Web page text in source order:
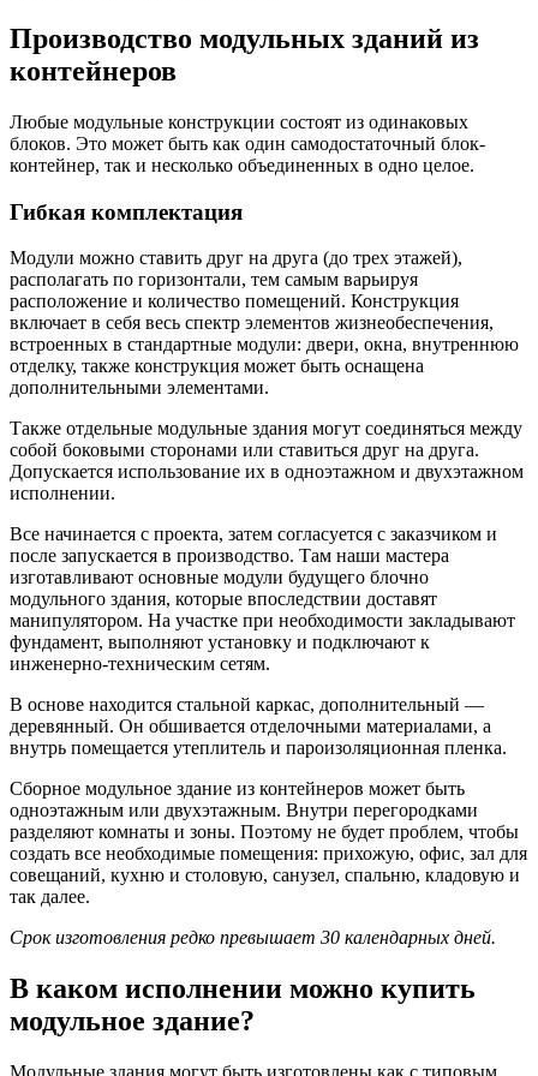
Производство модульных зданий из
контейнеров
Любые модульные конструкции состоят из одинаковых
блоков. Это может быть как один самодостаточный блок-
контейнер, так и несколько объединенных в одно целое.
Гибкая комплектация
Модули можно ставить друг на друга (до трех этажей),
располагать по горизонтали, тем самым варьируя
расположение и количество помещений. Конструкция
включает в себя весь спектр элементов жизнеобеспечения,
встроенных в стандартные модули: двери, окна, внутреннюю
отделку, также конструкция может быть оснащена
дополнительными элементами.
Также отдельные модульные здания могут соединяться между
собой боковыми сторонами или ставиться друг на друга.
Допускается использование их в одноэтажном и двухэтажном
исполнении.
Все начинается с проекта, затем согласуется с заказчиком и
после запускается в производство. Там наши мастера
изготавливают основные модули будущего блочно
модульного здания, которые впоследствии доставят
манипулятором. На участке при необходимости закладывают
фундамент, выполняют установку и подключают к
инженерно-техническим сетям.
В основе находится стальной каркас, дополнительный —
деревянный. Он обшивается отделочными материалами, а
внутрь помещается утеплитель и пароизоляционная пленка.
Сборное модульное здание из контейнеров может быть
одноэтажным или двухэтажным. Внутри перегородками
разделяют комнаты и зоны. Поэтому не будет проблем, чтобы
создать все необходимые помещения: прихожую, офис, зал для
совещаний, кухню и столовую, санузел, спальню, кладовую и
так далее.
Срок изготовления редко превышает 30 календарных дней.
В каком исполнении можно купить
модульное здание?